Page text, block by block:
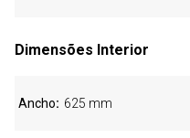
Dimensões Interior
Ancho 625 mm